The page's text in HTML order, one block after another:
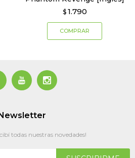
$ 1.790
 
todas nuestras novedades!